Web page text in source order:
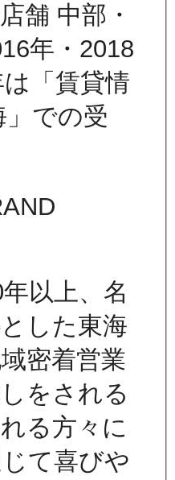
舗 中部・
年・2018
「賃貸情
での受
以上、名
した東海
密着営業
をされる
る方々に
て喜びや